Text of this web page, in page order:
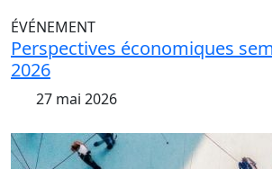
ÉVÉNEMENT
Perspectives économiques
2026
27 mai 2026